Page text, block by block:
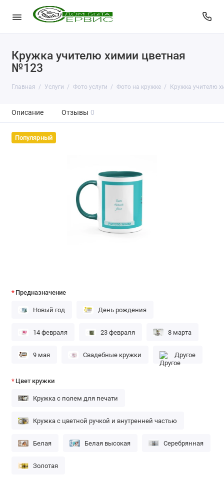
Кружка учителю химии цветная
№123
Главная Услуги Фото услуги Фото на кружке Кружка учителю
Описание Отзывы 0
Популярный
Предназначение
Новый год День рождения
14 февраля 23 февраля 8 марта
9 мая Свадебные кружки Другое
Цвет кружки
Кружка с полем для печати
Кружка с цветной ручкой и внутренней частью
Белая Белая высокая Серебрянная
Золотая